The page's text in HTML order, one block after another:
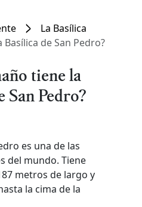
La Basílica
de San Pedro?
tiene la
San Pedro?
es una de las
del mundo. Tiene
metros de largo y
la cima de la